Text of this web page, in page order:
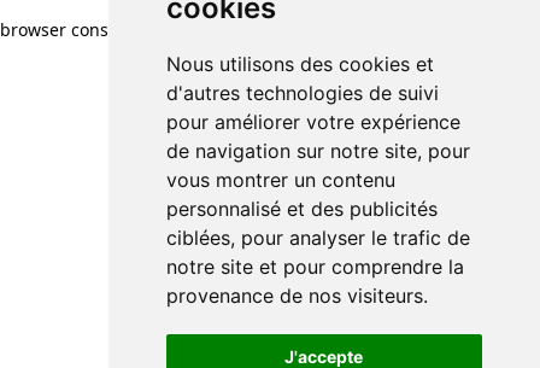
cookies
Nous utilisons des cookies et
d'autres technologies de suivi
pour améliorer votre expérience
de navigation sur notre site, pour
vous montrer un contenu
personnalisé et des publicités
ciblées, pour analyser le trafic de
notre site et pour comprendre la
provenance de nos visiteurs.
J'accepte
browser console for more information)